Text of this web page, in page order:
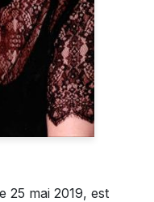
25 mai 2019, est